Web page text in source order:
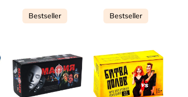
Bestseller Bestseller